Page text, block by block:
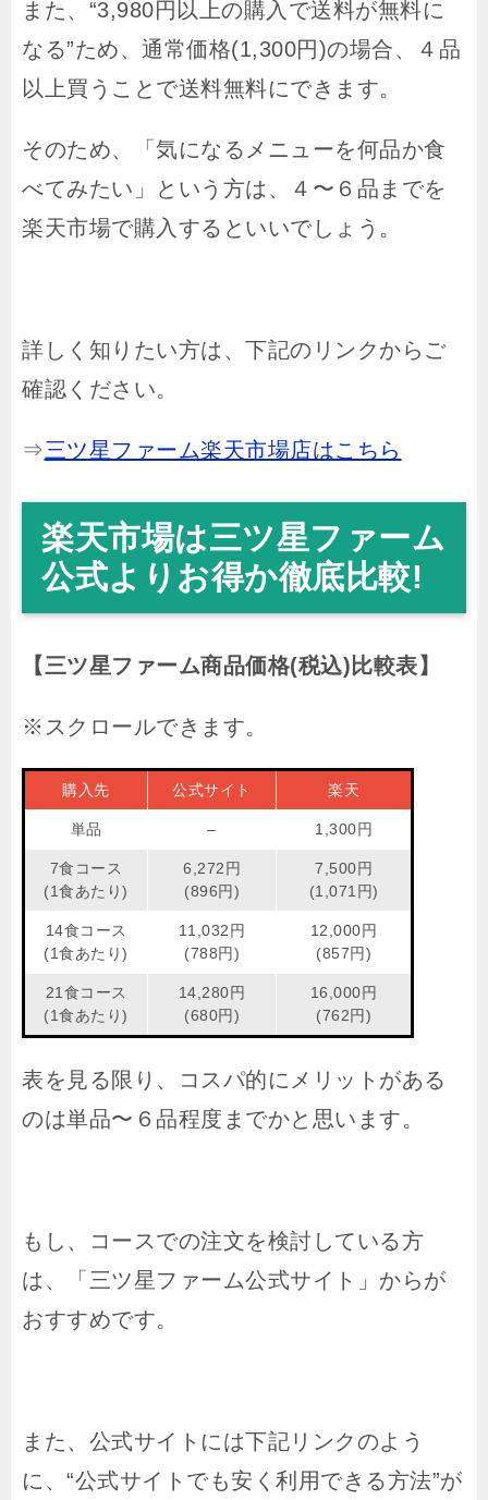
また、“3,980円以上の購入で送料が無料に
なる”ため、通常価格(1,300円)の場合、４品
以上買うことで送料無料にできます。
そのため、「気になるメニューを何品か食
べてみたい」という方は、４〜６品までを
楽天市場で購入するといいでしょう。
詳しく知りたい方は、下記のリンクからご
確認ください。
⇒三ツ星ファーム楽天市場店はこちら
楽天市場は三ツ星ファーム
公式よりお得か徹底比較!
【三ツ星ファーム商品価格(税込)比較表】
購入先 公式サイト 楽天
単品 – 1,300円
7食コース
(1食あたり)
6,272円
(896円)
7,500円
(1,071円)
14食コース
(1食あたり)
11,032円
(788円)
12,000円
(857円)
21食コース
(1食あたり)
14,280円
(680円)
16,000円
(762円)
表を見る限り、コスパ的にメリットがある
のは単品〜６品程度までかと思います。
もし、コースでの注文を検討している方
は、「三ツ星ファーム公式サイト」からが
おすすめです。
また、公式サイトには下記リンクのよう
に、“公式サイトでも安く利用できる方法”が